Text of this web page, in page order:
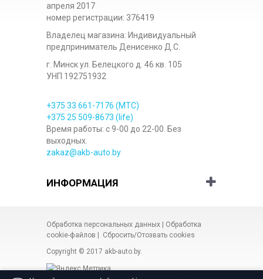
апреля 2017
номер регистрации: 376419
Владелец магазина: Индивидуальный
предприниматель Денисенко Д.С.
г. Минск ул. Белецкого д. 46 кв. 105
УНП 192751932
+375 33 661-7176 (МТС)
+375 25 509-8673 (life)
Время работы: с 9-00 до 22-00. Без
выходных.
zakaz@akb-auto.by
ИНФОРМАЦИЯ
Обработка персональных данных | Обработка
cookie-файлов | Сбросить/Отозвать cookies
Copyright © 2017 akb-auto.by.